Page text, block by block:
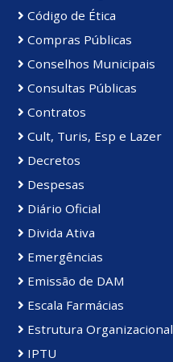
Código de Ética
Compras Públicas
Conselhos Municipais
Consultas Públicas
Contratos
Cult, Turis, Esp e Lazer
Decretos
Despesas
Diário Oficial
Divida Ativa
Emergências
Emissão de DAM
Escala Farmácias
Estrutura Organizacional
IPTU